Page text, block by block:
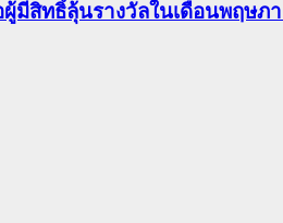
มีสิทธิ์ลุ้นรางวัลในเดือนพฤษภ